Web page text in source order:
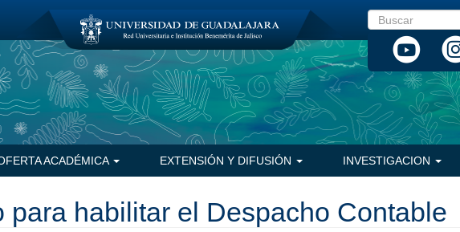
Buscar
ACADÉMICA EXTENSIÓN Y DIFUSIÓN INVESTIGACION
habilitar el Despacho Contable